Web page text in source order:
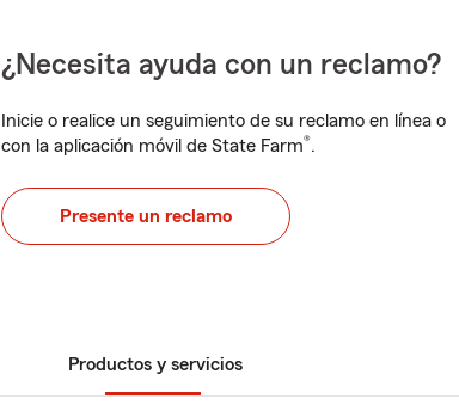
¿Necesita ayuda con un reclamo?
Inicie o realice un seguimiento de su reclamo en línea o
con la aplicación móvil de State Farm®.
Presente un reclamo
Productos y servicios